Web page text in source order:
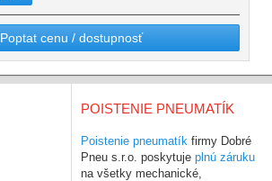
Poptat cenu / dostupnosť
POISTENIE PNEUMATÍK
Poistenie pneumatík firmy Dobré
Pneu s.r.o. poskytuje plnú záruku
na všetky mechanické,